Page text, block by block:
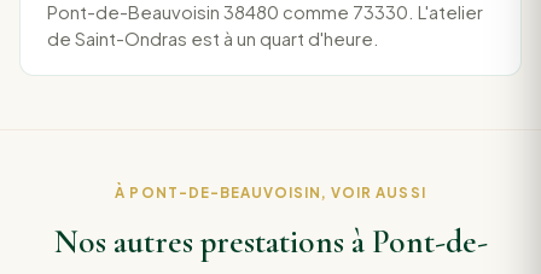
Pont-de-Beauvoisin 38480 comme 73330. L'atelier
de Saint-Ondras est à un quart d'heure.
À PONT-DE-BEAUVOISIN, VOIR AUSSI
Nos autres prestations à Pont-de-